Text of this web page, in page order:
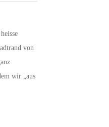
von
wir „aus